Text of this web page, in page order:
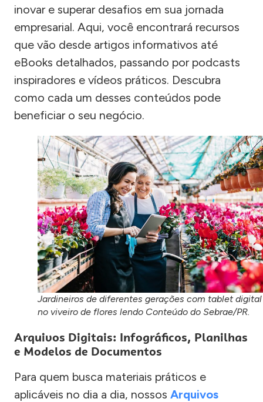
inovar e superar desafios em sua jornada
empresarial. Aqui, você encontrará recursos
que vão desde artigos informativos até
eBooks detalhados, passando por podcasts
inspiradores e vídeos práticos. Descubra
como cada um desses conteúdos pode
beneficiar o seu negócio.
Jardineiros de diferentes gerações com tablet digital
no viveiro de flores lendo Conteúdo do Sebrae/PR.
Arquivos Digitais: Infográficos, Planilhas
e Modelos de Documentos
Para quem busca materiais práticos e
aplicáveis no dia a dia, nossos Arquivos